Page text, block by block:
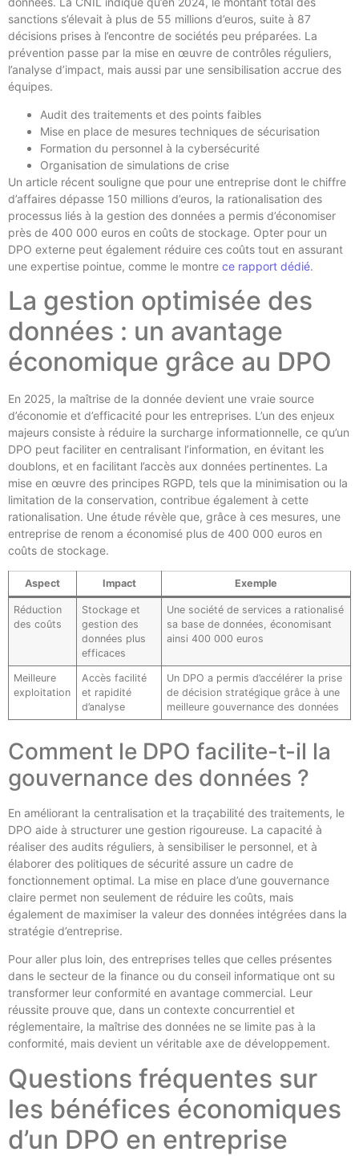
sanctions s’élevait à plus de 55 millions d’euros, suite à 87
décisions prises à l’encontre de sociétés peu préparées. La
prévention passe par la mise en œuvre de contrôles réguliers,
l’analyse d’impact, mais aussi par une sensibilisation accrue des
équipes.
Audit des traitements et des points faibles
Mise en place de mesures techniques de sécurisation
Formation du personnel à la cybersécurité
Organisation de simulations de crise
Un article récent souligne que pour une entreprise dont le chiffre
d’affaires dépasse 150 millions d’euros, la rationalisation des
processus liés à la gestion des données a permis d’économiser
près de 400 000 euros en coûts de stockage. Opter pour un
DPO externe peut également réduire ces coûts tout en assurant
une expertise pointue, comme le montre ce rapport dédié.
La gestion optimisée des
données : un avantage
économique grâce au DPO
En 2025, la maîtrise de la donnée devient une vraie source
d’économie et d’efficacité pour les entreprises. L’un des enjeux
majeurs consiste à réduire la surcharge informationnelle, ce qu’un
DPO peut faciliter en centralisant l’information, en évitant les
doublons, et en facilitant l’accès aux données pertinentes. La
mise en œuvre des principes RGPD, tels que la minimisation ou la
limitation de la conservation, contribue également à cette
rationalisation. Une étude révèle que, grâce à ces mesures, une
entreprise de renom a économisé plus de 400 000 euros en
coûts de stockage.
Aspect Impact Exemple
Réduction
des coûts
Stockage et
gestion des
données plus
efficaces
Une société de services a rationalisé
sa base de données, économisant
ainsi 400 000 euros
Meilleure
exploitation
Accès facilité
et rapidité
d’analyse
Un DPO a permis d’accélérer la prise
de décision stratégique grâce à une
meilleure gouvernance des données
Comment le DPO facilite-t-il la
gouvernance des données ?
En améliorant la centralisation et la traçabilité des traitements, le
DPO aide à structurer une gestion rigoureuse. La capacité à
réaliser des audits réguliers, à sensibiliser le personnel, et à
élaborer des politiques de sécurité assure un cadre de
fonctionnement optimal. La mise en place d’une gouvernance
claire permet non seulement de réduire les coûts, mais
également de maximiser la valeur des données intégrées dans la
stratégie d’entreprise.
Pour aller plus loin, des entreprises telles que celles présentes
dans le secteur de la finance ou du conseil informatique ont su
transformer leur conformité en avantage commercial. Leur
réussite prouve que, dans un contexte concurrentiel et
réglementaire, la maîtrise des données ne se limite pas à la
conformité, mais devient un véritable axe de développement.
Questions fréquentes sur
les bénéfices économiques
d’un DPO en entreprise